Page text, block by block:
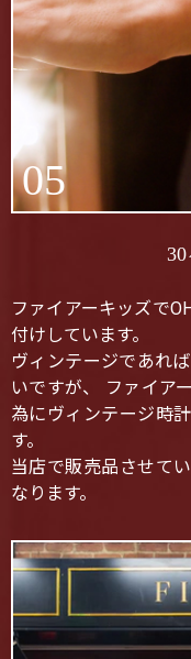
05
ファイアーキッズで
付けしています。
ヴィンテージであれ
いですが、 ファイア
為にヴィンテージ時
す。
当店で販売品させて
なります。